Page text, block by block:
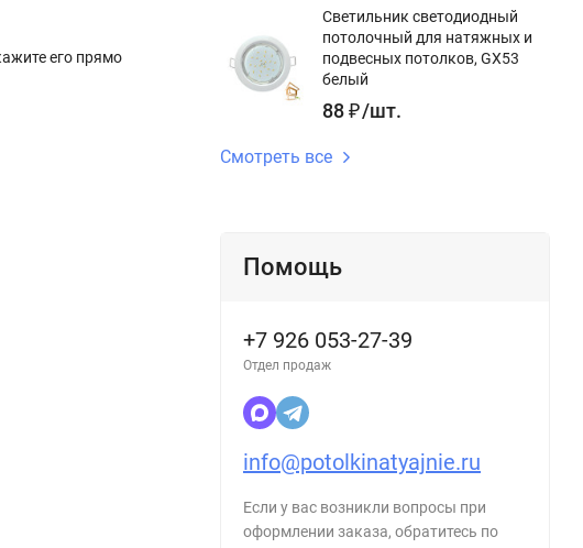
его прямо
Светильник светодиодный
потолочный для натяжных и
подвесных потолков, GX53
белый
88₽/шт.
Смотреть все
Помощь
+7 926 053-27-39
Отдел продаж
info@potolkinatyajnie.ru
Если у вас возникли вопросы при
оформлении заказа, обратитесь по